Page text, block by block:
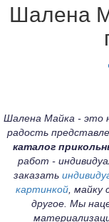
Шалена
Шалена Майка - это
радость
каталог
работ -
заказать
картинкой, майку
другое. Мы